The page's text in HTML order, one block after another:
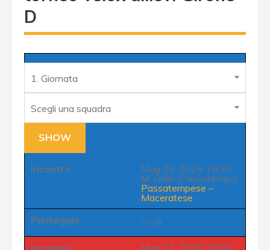
D
1. Giornata
Scegli una squadra
Incontro
Mag 26, 2026 18:30
M. Gallo (Passatempo)
Passatempese –
Maceratese
Punteggio
0 - 8